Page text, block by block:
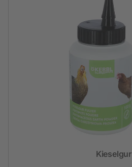
Kieselgur